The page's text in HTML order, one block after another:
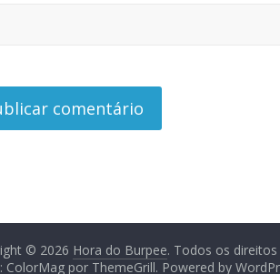
© 2026 Hora do Burpee. Todos os
ColorMag por ThemeGrill. Powered by